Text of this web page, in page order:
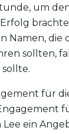
um
Namen, die
sollten,
für
ein